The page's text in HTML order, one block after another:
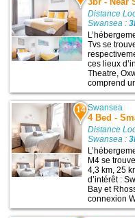
Distance
Swansea :
Tvs se
ces lieux
Theatre,
comprend
14 Swansea
4 Bed -
Distance
Swansea :
M4 se
4,3 km, 25
d’intérêt :
Bay et
connexion